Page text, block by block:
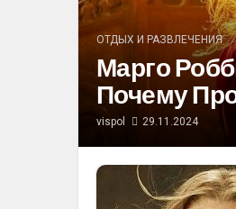
ОТДЫХ И РАЗВЛЕЧЕНИЯ
Марго
Почему
vispol 29.11.2024